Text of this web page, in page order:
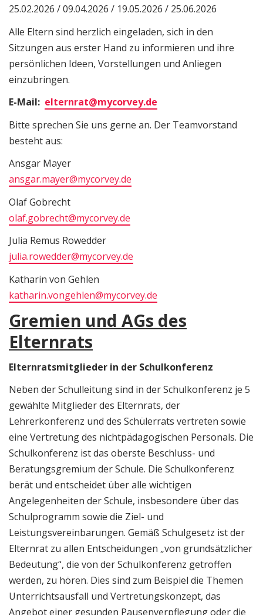
25.02.2026 / 09.04.2026 / 19.05.2026 / 25.06.2026
Alle Eltern sind herzlich eingeladen, sich in den
Sitzungen aus erster Hand zu informieren und ihre
persönlichen Ideen, Vorstellungen und Anliegen
einzubringen.
E-Mail: elternrat@mycorvey.de
Bitte sprechen Sie uns gerne an. Der Teamvorstand
besteht aus:
Ansgar Mayer
ansgar.mayer@mycorvey.de
Olaf Gobrecht
olaf.gobrecht@mycorvey.de
Julia Remus Rowedder
julia.rowedder@mycorvey.de
Katharin von Gehlen
katharin.vongehlen@mycorvey.de
Gremien und AGs des
Elternrats
Elternratsmitglieder in der Schulkonferenz
Neben der Schulleitung sind in der Schulkonferenz je 5
gewählte Mitglieder des Elternrats, der
Lehrerkonferenz und des Schülerrats vertreten sowie
eine Vertretung des nichtpädagogischen Personals. Die
Schulkonferenz ist das oberste Beschluss- und
Beratungsgremium der Schule. Die Schulkonferenz
berät und entscheidet über alle wichtigen
Angelegenheiten der Schule, insbesondere über das
Schulprogramm sowie die Ziel- und
Leistungsvereinbarungen. Gemäß Schulgesetz ist der
Elternrat zu allen Entscheidungen „von grundsätzlicher
Bedeutung“, die von der Schulkonferenz getroffen
werden, zu hören. Dies sind zum Beispiel die Themen
Unterrichtsausfall und Vertretungskonzept, das
Angebot einer gesunden Pausenverpflegung oder die